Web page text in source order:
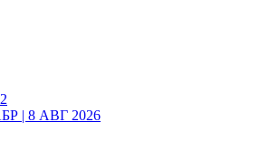
| 8 АВГ 2026